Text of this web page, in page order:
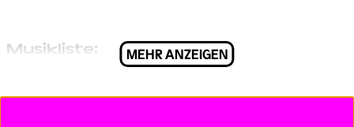
MEHR ANZEIGEN
Musikliste:
Musik nach Gustav Mahler
Kraler/Andreas Schett